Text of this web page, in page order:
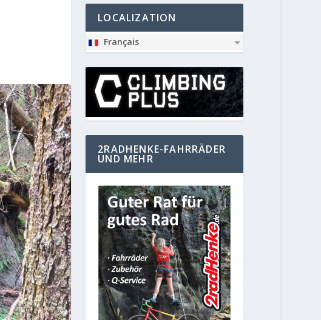
LOCALIZATION
Français
2RADHENKE-FAHRRÄDER
UND MEHR